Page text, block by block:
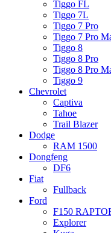
Tiggo FL
Tiggo 7L
Tiggo 7 Pro
Tiggo 7 Pro
Tiggo 8
Tiggo 8 Pro
Tiggo 8 Pro
Tiggo 9
Chevrolet
Captiva
Tahoe
Trail Blazer
Dodge
RAM 1500
Dongfeng
DF6
Fiat
Fullback
Ford
F150
Explorer